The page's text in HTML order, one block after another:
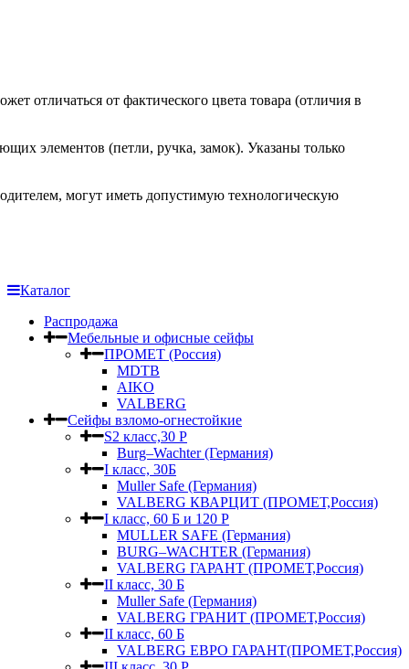
отличаться от фактического цвета товара (отличия в
элементов (петли, ручка, замок). Указаны только
могут иметь допустимую технологическую
Каталог
Распродажа
Мебельные и офисные сейфы
ПРОМЕТ (Россия)
MDTB
AIKO
VALBERG
Сейфы взломо-огнестойкие
S2 класс,30 Р
Burg–Wachter (Германия)
I класс, 30Б
Muller Safe (Германия)
VALBERG КВАРЦИТ (ПРОМЕТ,Россия)
I класс, 60 Б и 120 Р
MULLER SAFE (Германия)
BURG–WACHTER (Германия)
VALBERG ГАРАНТ (ПРОМЕТ,Россия)
II класс, 30 Б
Muller Safe (Германия)
VALBERG ГРАНИТ (ПРОМЕТ,Россия)
II класс, 60 Б
VALBERG ЕВРО ГАРАНТ(ПРОМЕТ,Россия)